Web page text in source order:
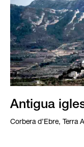
Antigua
Corbera d’Ebre, Terra